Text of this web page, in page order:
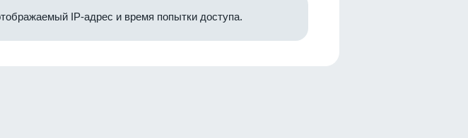
IP-адрес и время попытки доступа.